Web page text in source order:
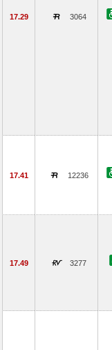
17.29 3064
17.41 12236
17.49 3277